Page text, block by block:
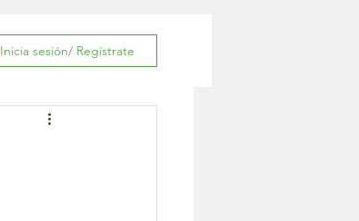
Inicia sesión/ Regístrate